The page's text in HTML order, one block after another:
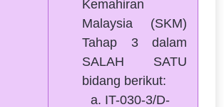
Kemahiran
Malaysia (SKM)
Tahap 3 dalam
SALAH SATU
bidang berikut:
IT-030-3/D-